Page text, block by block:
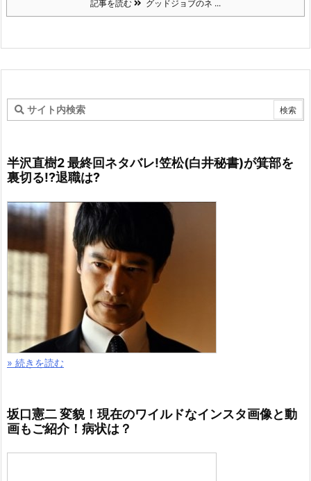
記事を読む グッドジョブのネ ...
半沢直樹2 最終回ネタバレ!笠松(白井秘書)が箕部を
裏切る!?退職は?
» 続きを読む
坂口憲二 変貌！現在のワイルドなインスタ画像と動
画もご紹介！病状は？